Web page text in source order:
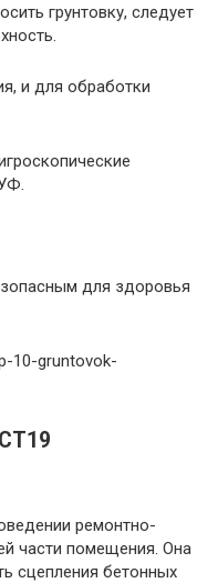
грунтовку, следует
и для обработки
для здоровья
10-gruntovok-
ремонтно-
части помещения. Она
сцепления бетонных